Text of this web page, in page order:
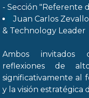
- Sección "Referente
Juan Carlos
& Technology Leader
Ambos invitados
reflexiones de
significativamente al
y la visión estratégica